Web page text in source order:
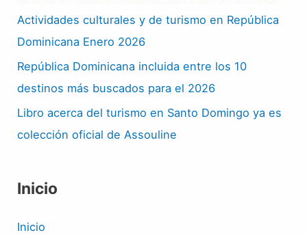
Actividades culturales y de turismo en República
Dominicana Enero 2026
República Dominicana incluida entre los 10
destinos más buscados para el 2026
Libro acerca del turismo en Santo Domingo ya es
colección oficial de Assouline
Inicio
Inicio